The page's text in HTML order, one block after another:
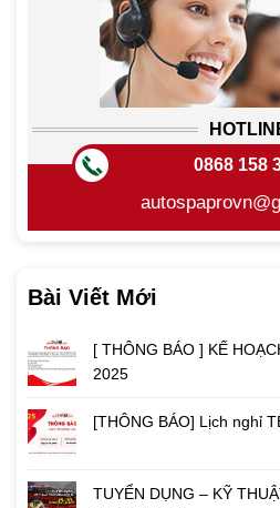
0868 158
Bài Viết Mới
[ THÔNG BÁO ] KẾ
2025
[THÔNG BÁO] Lịch nghỉ
TUYỂN DỤNG – KỸ